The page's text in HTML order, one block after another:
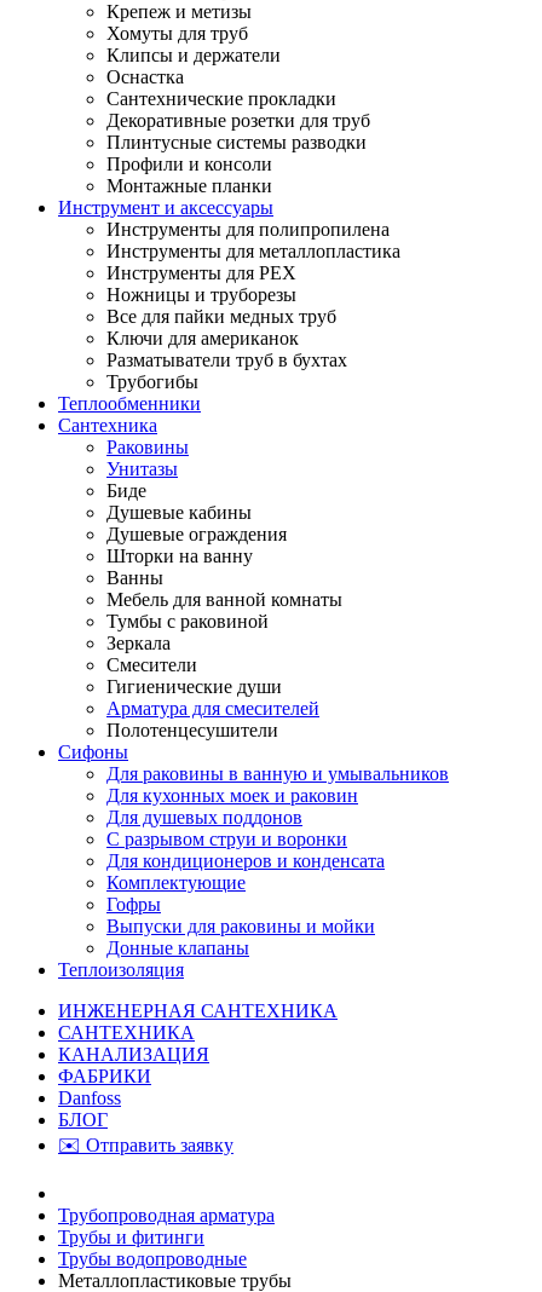
Крепеж и метизы
Хомуты для труб
Клипсы и держатели
Оснастка
Сантехнические прокладки
Декоративные розетки для труб
Плинтусные системы разводки
Профили и консоли
Монтажные планки
Инструмент и аксессуары
Инструменты для полипропилена
Инструменты для металлопластика
Инструменты для PEX
Ножницы и труборезы
Все для пайки медных труб
Ключи для американок
Разматыватели труб в бухтах
Трубогибы
Теплообменники
Сантехника
Раковины
Унитазы
Биде
Душевые кабины
Душевые ограждения
Шторки на ванну
Ванны
Мебель для ванной комнаты
Тумбы с раковиной
Зеркала
Смесители
Гигиенические души
Арматура для смесителей
Полотенцесушители
Сифоны
Для раковины в ванную и умывальников
Для кухонных моек и раковин
Для душевых поддонов
С разрывом струи и воронки
Для кондиционеров и конденсата
Комплектующие
Гофры
Выпуски для раковины и мойки
Донные клапаны
Теплоизоляция
ИНЖЕНЕРНАЯ САНТЕХНИКА
САНТЕХНИКА
КАНАЛИЗАЦИЯ
ФАБРИКИ
Danfoss
БЛОГ
✉️ Отправить заявку
Трубопроводная арматура
Трубы и фитинги
Трубы водопроводные
Металлопластиковые трубы